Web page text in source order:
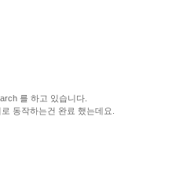
를 하고 있습니다.
동작하는건 완료 했는데요.